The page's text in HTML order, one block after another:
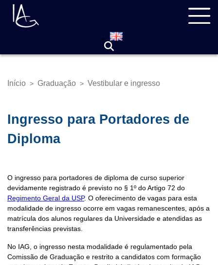
Pular
para
Trilha
Início > Graduação > Vestibular e ingresso
Ingresso para Portadores de
Diploma
O ingresso para portadores de diploma de curso superior
devidamente registrado é previsto no § 1º do Artigo 72 do
Regimento Geral da USP. O oferecimento de vagas para esta
modalidade de ingresso ocorre em vagas remanescentes, após a
matrícula dos alunos regulares da Universidade e atendidas as
transferências previstas.
No IAG, o ingresso nesta modalidade é regulamentado pela
Comissão de Graduação e restrito a candidatos com formação